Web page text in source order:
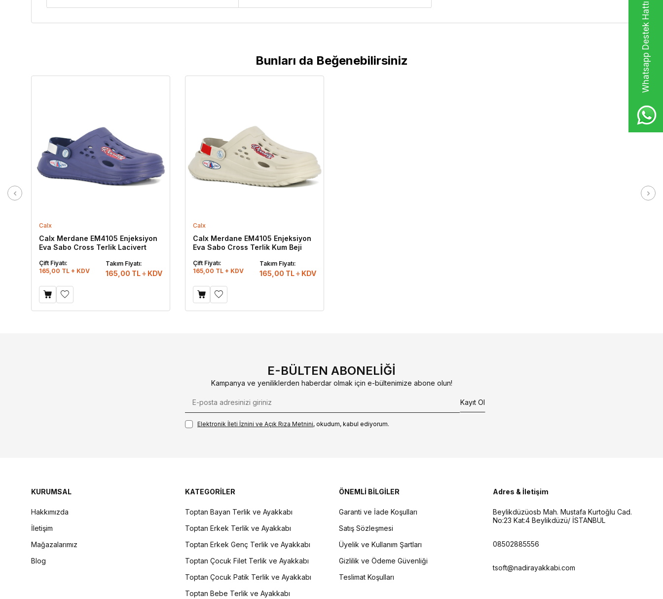
Whatsapp Destek Hattı
Bunları da Beğenebilirsiniz
Calx
Calx Merdane EM4105 Enjeksiyon
Eva Sabo Cross Terlik Lacivert
Çift Fiyatı:
165,00 TL + KDV
Takım Fiyatı:
165,00 TL KDV
Calx
Calx Merdane EM4105 Enjeksiyon
Eva Sabo Cross Terlik Kum Beji
Çift Fiyatı:
165,00 TL + KDV
Takım Fiyatı:
165,00 TL KDV
E-BÜLTEN ABONELIĞI
Kampanya ve yeniliklerden haberdar olmak için e-bültenimize abone olun!
Kayıt Ol
Elektronik İleti İzni‌ni ve Açık Rıza Metni‌ni, okudum, kabul ediyorum.
KURUMSAL
Hakkımızda
İletişim
Mağazalarımız
Blog
KATEGORİLER
Toptan Bayan Terlik ve Ayakkabı
Toptan Erkek Terlik ve Ayakkabı
Toptan Erkek Genç Terlik ve Ayakkabı
Toptan Çocuk Filet Terlik ve Ayakkabı
Toptan Çocuk Patik Terlik ve Ayakkabı
Toptan Bebe Terlik ve Ayakkabı
ÖNEMLİ BİLGİLER
Garanti ve İade Koşulları
Satış Sözleşmesi
Üyelik ve Kullanım Şartları
Gizlilik ve Ödeme Güvenliği
Teslimat Koşulları
Adres & İletişim
Beylikdüzüosb Mah. Mustafa Kurtoğlu Cad.
No:23 Kat:4 Beylikdüzü/ İSTANBUL
08502885556
tsoft@nadirayakkabi.com